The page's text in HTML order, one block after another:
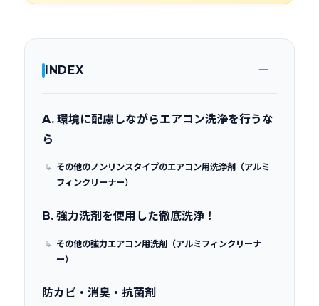
INDEX
A. 環境に配慮しながらエアコン洗浄を行うな
ら
その他のノンリンスタイプのエアコン用洗浄剤（アルミ
フィンクリーナー）
B. 強力洗剤を使用した徹底洗浄！
その他の強力エアコン用洗剤（アルミフィンクリーナ
ー）
防カビ・消臭・抗菌剤